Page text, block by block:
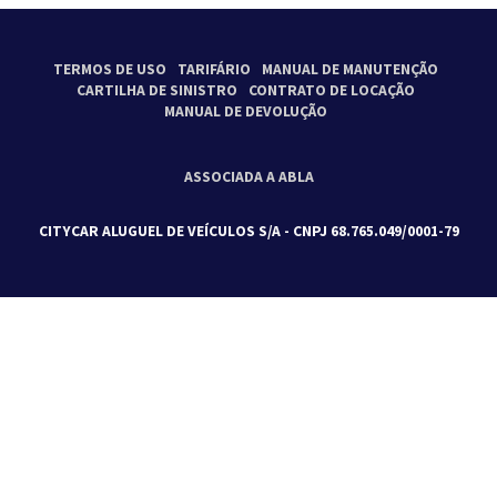
TERMOS DE USO TARIFÁRIO
MANUAL DE MANUTENÇÃO
CARTILHA DE SINISTRO
CONTRATO DE LOCAÇÃO
MANUAL DE DEVOLUÇÃO
ASSOCIADA A ABLA
CITYCAR ALUGUEL DE VEÍCULOS S/A - CNPJ 68.765.049/0001-79